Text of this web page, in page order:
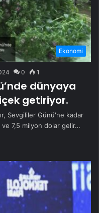
Ekonomi
0 1
dünyaya
getiriyor.
Sevgililer Günü'ne kadar
ve 7,5 milyon dolar gelir…